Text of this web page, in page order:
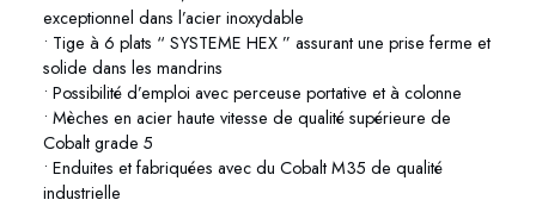
exceptionnel dans l’acier inoxydable
• Tige à 6 plats “ SYSTEME HEX ” assurant une prise ferme et
solide dans les mandrins
• Possibilité d’emploi avec perceuse portative et à colonne
• Mèches en acier haute vitesse de qualité supérieure de
Cobalt grade 5
• Enduites et fabriquées avec du Cobalt M35 de qualité
industrielle